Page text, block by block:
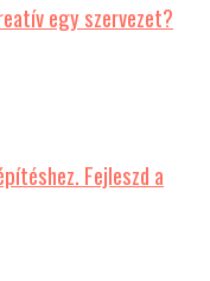
egy szervezet?
Fejleszd a